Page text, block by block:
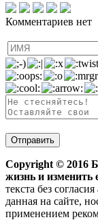
Комментариев нет
Copyright © 2016
жизнь и изменить
текста без
данная на сайте,
применением